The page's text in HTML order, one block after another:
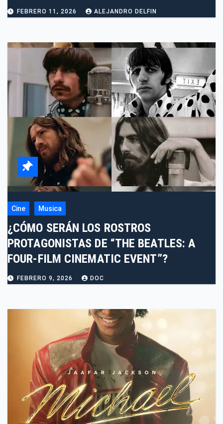
FEBRERO 11, 2026 ALEJANDRO DELFIN
Cine Musica
¿CÓMO SERÁN LOS ROSTROS
PROTAGONISTAS DE “THE BEATLES: A
FOUR-FILM CINEMATIC EVENT”?
FEBRERO 9, 2026 DOC